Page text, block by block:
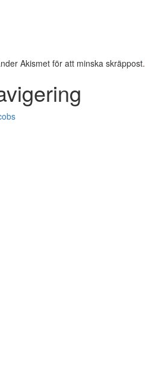
Akismet för att minska skräppost.